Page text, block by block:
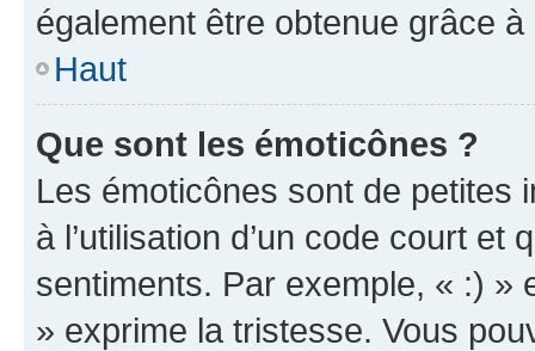
également être obtenue grâce à
Haut
Que sont les émoticônes ?
Les émoticônes sont de petites
à l’utilisation d’un code court et
sentiments. Par exemple, « :) »
» exprime la tristesse. Vous